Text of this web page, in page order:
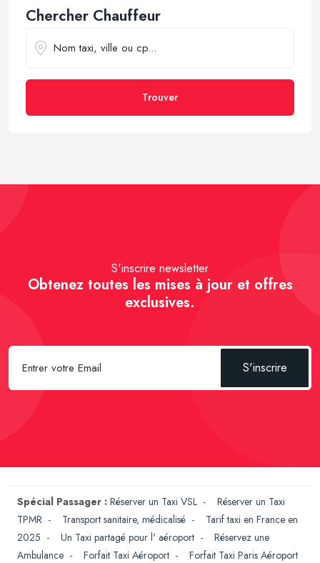
Chercher Chauffeur
Trouver
S'inscrire newsletter
Obtenez toutes les mises à jour et offres
exclusives.
S'inscrire
Spécial Passager : Réserver un Taxi VSL - Réserver un Taxi
TPMR - Transport sanitaire, médicalisé - Tarif taxi en France en
2025 - Un Taxi partagé pour l' aéroport - Réservez une
Ambulance - Forfait Taxi Aéroport - Forfait Taxi Paris Aéroport